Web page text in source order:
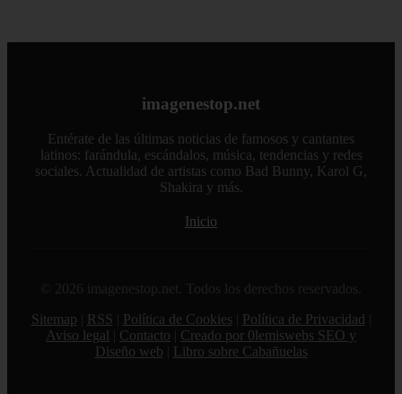
imagenestop.net
Entérate de las últimas noticias de famosos y cantantes
latinos: farándula, escándalos, música, tendencias y redes
sociales. Actualidad de artistas como Bad Bunny, Karol G,
Shakira y más.
Inicio
© 2026 imagenestop.net. Todos los derechos reservados.
Sitemap
RSS Política de Cookies Política de Privacidad
Aviso legal
Contacto
Creado por 0lemiswebs SEO y
Diseño web
Libro sobre Cabañuelas